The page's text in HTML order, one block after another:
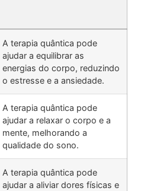
A terapia quântica pode
ajudar a equilibrar as
energias do corpo, reduzindo
o estresse e a ansiedade.
A terapia quântica pode
ajudar a relaxar o corpo e a
mente, melhorando a
qualidade do sono.
A terapia quântica pode
ajudar a aliviar dores físicas e